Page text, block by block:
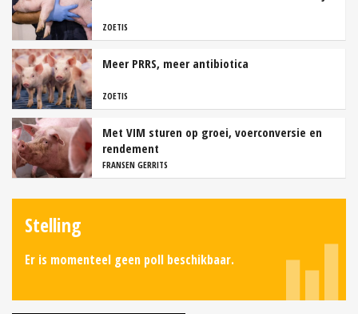
ZOETIS
Meer PRRS, meer antibiotica
ZOETIS
Met VIM sturen op groei, voerconversie en
rendement
FRANSEN GERRITS
Stelling
Er is momenteel geen poll beschikbaar.